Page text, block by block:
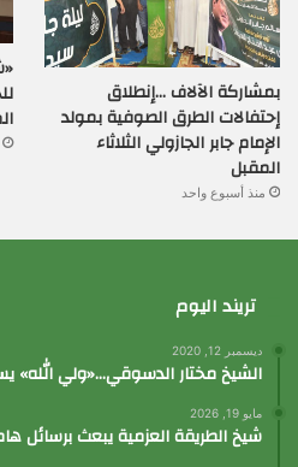
بمشاركة الآلاف …إنطلاق
إحتفالات الطرق الصوفية بمولد
الإمام جابر الجازولي الثلاثاء
المقبل
منذ أسبوع واحد
تريند اليوم
ديسمبر 12, 2020
الشيخ مختار الدسوقي…«ولي
مايو 19, 2026
شيخ الطريقة العزمية يبعث برسائل